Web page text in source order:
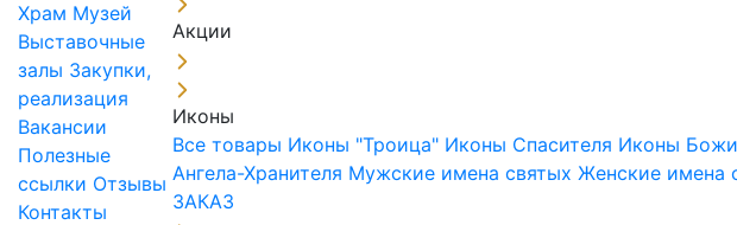
Храм Музей
Выставочные
залы Закупки,
реализация
Вакансии
Полезные
ссылки Отзывы
Контакты
Акции
Иконы
Все товары Иконы "Троица" Иконы Спасителя Иконы
Ангела-Хранителя Мужские имена святыхЖенские имена
ЗАКАЗ